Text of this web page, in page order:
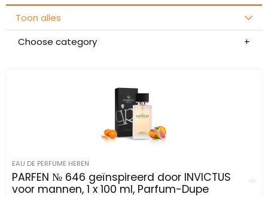
Toon alles
Choose category
EAU DE PERFUME HEREN
PARFEN № 646 geïnspireerd door INVICTUS
voor mannen, 1 x 100 ml, Parfum-Dupe